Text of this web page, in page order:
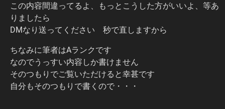
この内容間違ってるよ、もっとこうした方がいいよ、等あ
りましたら
DMなり送ってください 秒で直しますから
ちなみに筆者はAランクです
なのでうっすい内容しか書けません
そのつもりでご覧いただけると幸甚です
自分もそのつもりで書くので・・・